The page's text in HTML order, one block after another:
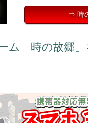
⇒ 時
ム「時の故郷